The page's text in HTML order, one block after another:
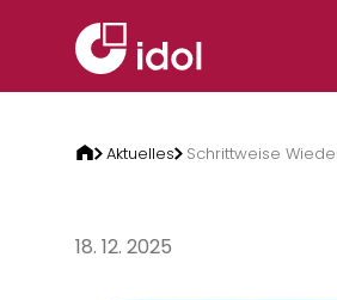
Aktuelles Schrittweise
18. 12. 2025